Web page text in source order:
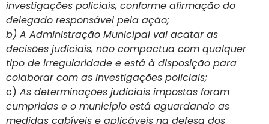
investigações policiais, conforme afirmação do
delegado responsável pela ação;
b) A Administração Municipal vai acatar as
decisões judiciais, não compactua com qualquer
tipo de irregularidade e está à disposição para
colaborar com as investigações policiais;
c) As determinações judiciais impostas foram
cumpridas e o município está aguardando as
medidas cabíveis e aplicáveis na defesa dos